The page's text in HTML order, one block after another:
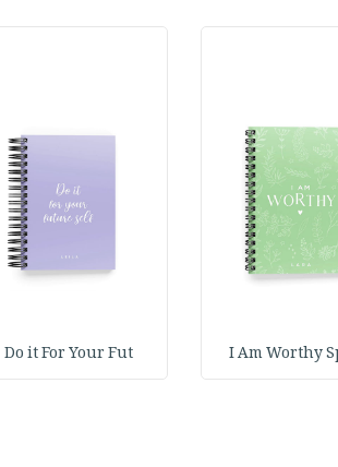
I Am Worthy
Do it For Your Fut